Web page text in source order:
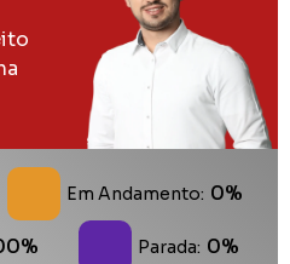
Em Andamento: 0%
Parada: 0%